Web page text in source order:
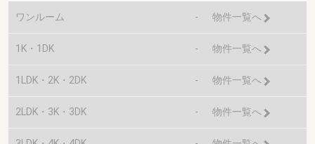
ワンルーム - 物件一覧へ
1K・1DK - 物件一覧へ
1LDK・2K・2DK - 物件一覧へ
2LDK・3K・3DK - 物件一覧へ